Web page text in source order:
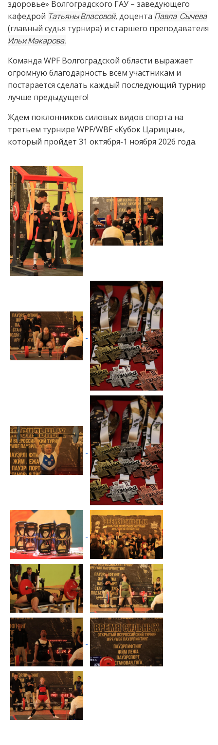
здоровье» Волгоградского ГАУ – заведующего
кафедрой Татьяны Власовой, доцента Павла Сычева
(главный судья турнира) и старшего преподавателя
Ильи Макарова.
Команда WPF Волгоградской области выражает
огромную благодарность всем участникам и
постарается сделать каждый последующий турнир
лучше предыдущего!
Ждем поклонников силовых видов спорта на
третьем турнире WPF/WBF «Кубок Царицын»,
который пройдет 31 октября-1 ноября 2026 года.